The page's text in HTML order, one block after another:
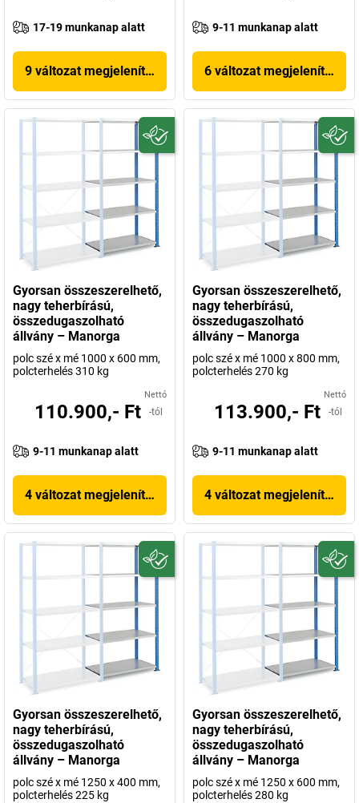
17-19 munkanap alatt
9 változat megjelenítése
9-11 munkanap alatt
6 változat megjelenítése
Gyorsan összeszerelhető,
nagy teherbírású,
összedugaszolható
állvány – Manorga
polc szé x mé 1000 x 600 mm,
polcterhelés 310 kg
Nettó
110.900,- Ft -tól
9-11 munkanap alatt
4 változat megjelenítése
Gyorsan összeszerelhető,
nagy teherbírású,
összedugaszolható
állvány – Manorga
polc szé x mé 1000 x 800 mm,
polcterhelés 270 kg
Nettó
113.900,- Ft -tól
9-11 munkanap alatt
4 változat megjelenítése
Gyorsan összeszerelhető,
nagy teherbírású,
összedugaszolható
állvány – Manorga
polc szé x mé 1250 x 400 mm,
polcterhelés 225 kg
Gyorsan összeszerelhető,
nagy teherbírású,
összedugaszolható
állvány – Manorga
polc szé x mé 1250 x 600 mm,
polcterhelés 280 kg